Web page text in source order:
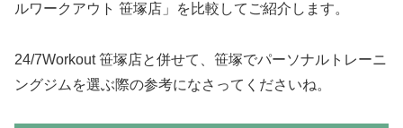
ルワークアウト 笹塚店」を比較してご紹介します。
24/7Workout 笹塚店と併せて、笹塚でパーソナルトレーニ
ングジムを選ぶ際の参考になさってくださいね。